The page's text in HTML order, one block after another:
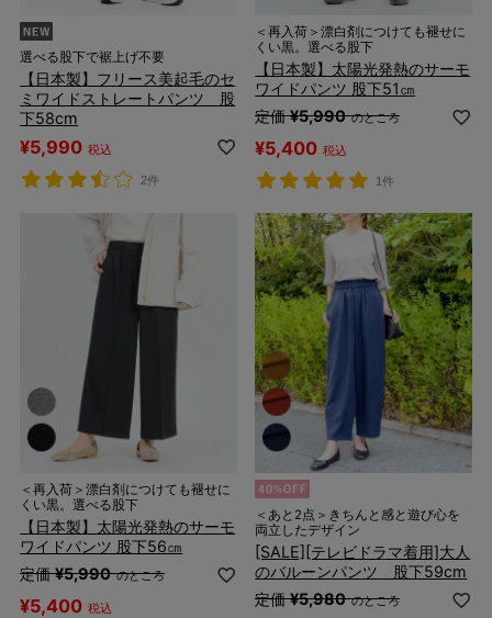
選べる股下で裾上げ不要
【日本製】フリース美起毛のセ
ミワイドストレートパンツ 股
下58cm
¥5,990 税込
2件
＜再入荷＞漂白剤につけても褪せに
くい黒。選べる股下
【日本製】太陽光発熱のサーモ
ワイドパンツ 股下51㎝
定価 ¥5,990 のところ
¥5,400 税込
1件
＜再入荷＞漂白剤につけても褪せに
くい黒。選べる股下
【日本製】太陽光発熱のサーモ
ワイドパンツ 股下56㎝
定価 ¥5,990 のところ
¥5,400 税込
＜あと2点＞きちんと感と遊び心を
両立したデザイン
[SALE][テレビドラマ着用]大人
のバルーンパンツ 股下59cm
定価 ¥5,980 のところ